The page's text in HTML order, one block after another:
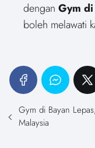
dengan Gym
boleh melawati
Gym di Bayan Lepas,
Malaysia